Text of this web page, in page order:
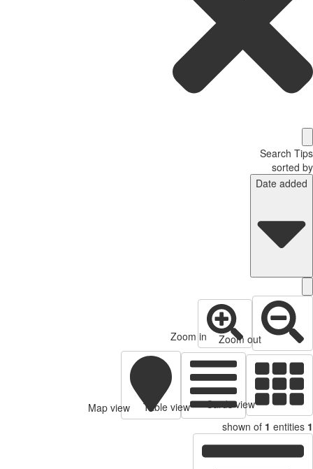
Search
sorted
Date
Zoom out
Zoom in
Cards view
Table view
Map view
shown of 1